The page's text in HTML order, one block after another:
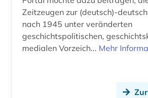
geschlechterforschung (2)
gesetz (2)
gesetze (1)
gesundheit
Zeitzeugen zur (deutsch)-
nach 1945 unter veränderten
geschichtspolitischen,
medialen Vorzeich... Mehr